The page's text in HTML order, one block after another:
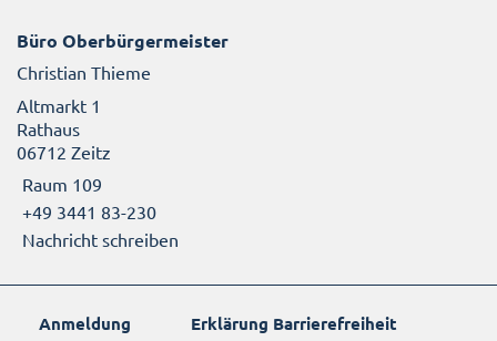
Büro Oberbürgermeister
Christian Thieme
Altmarkt 1
Rathaus
06712 Zeitz
Raum 109
+49 3441 83-230
Nachricht schreiben
Anmeldung Erklärung Barrierefreiheit